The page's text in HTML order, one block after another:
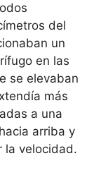
del
un
en las
se elevaban
más
a una
arriba y
la velocidad.